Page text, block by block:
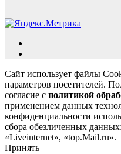
Сайт использует файлы
параметров посетителей.
согласие с политикой
применением данных
конфиденциальности
сбора обезличенных
«Liveinternet», «top.Mail.ru».
Принять